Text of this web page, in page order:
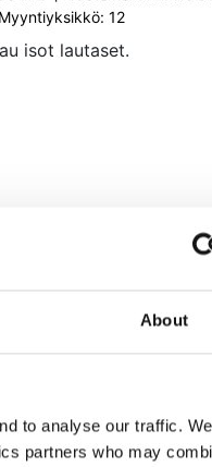
About
to analyse our traffic.
partners who may
Myyntiyksikkö: 12
isot lautaset.
isot lautaset